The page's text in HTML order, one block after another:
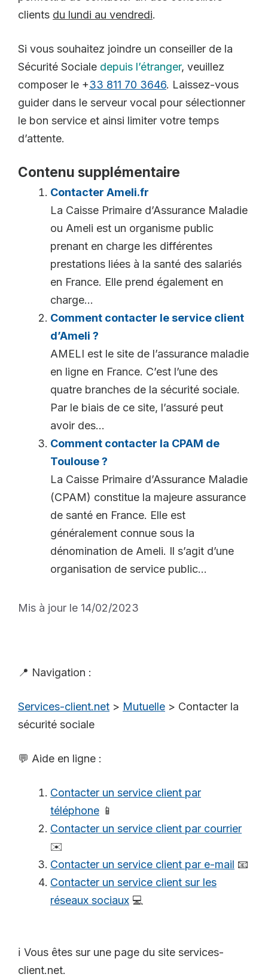
clients du lundi au vendredi.
Si vous souhaitez joindre un conseiller de la
Sécurité Sociale depuis l’étranger, veuillez
composer le +33 811 70 3646. Laissez-vous
guider dans le serveur vocal pour sélectionner
le bon service et ainsi limiter votre temps
d’attente.
Contenu supplémentaire
Contacter Ameli.fr
La Caisse Primaire d’Assurance Maladie
ou Ameli est un organisme public
prenant en charge les différentes
prestations liées à la santé des salariés
en France. Elle prend également en
charge...
Comment contacter le service client
d’Ameli ?
AMELI est le site de l’assurance maladie
en ligne en France. C’est l’une des
quatre branches de la sécurité sociale.
Par le biais de ce site, l’assuré peut
avoir des...
Comment contacter la CPAM de
Toulouse ?
La Caisse Primaire d’Assurance Maladie
(CPAM) constitue la majeure assurance
de santé en France. Elle est
généralement connue sous la
dénomination de Ameli. Il s’agit d’une
organisation de service public...
Mis à jour le 14/02/2023
📍 Navigation :
Services-client.net > Mutuelle > Contacter la
sécurité sociale
💬 Aide en ligne :
Contacter un service client par
téléphone 📱
Contacter un service client par courrier
✉️
Contacter un service client par e-mail 📧
Contacter un service client sur les
réseaux sociaux 💻
ℹ️ Vous êtes sur une page du site services-
client.net.